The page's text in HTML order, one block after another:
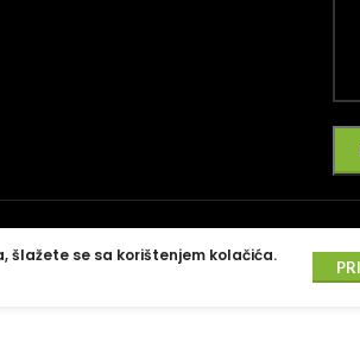
šlažete se sa korištenjem kolačića.